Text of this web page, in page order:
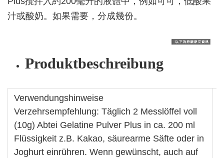
汁或酸奶。如果需要，分成幾份。
Produktbeschreibung
Verwendungshinweise
Verzehrsempfehlung: Täglich 2 Messlöffel voll
(10g) Abtei Gelatine Pulver Plus in ca. 200 ml
Flüssigkeit z.B. Kakao, säurearme Säfte oder in
Joghurt einrühren. Wenn gewünscht, auch auf